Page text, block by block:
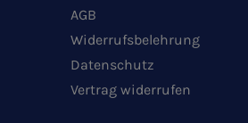
AGB
Widerrufsbelehrung
Datenschutz
Vertrag widerrufen